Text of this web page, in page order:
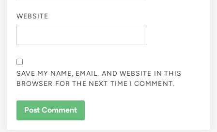
WEBSITE
SAVE MY NAME, EMAIL, AND WEBSITE IN THIS
BROWSER FOR THE NEXT TIME I COMMENT.